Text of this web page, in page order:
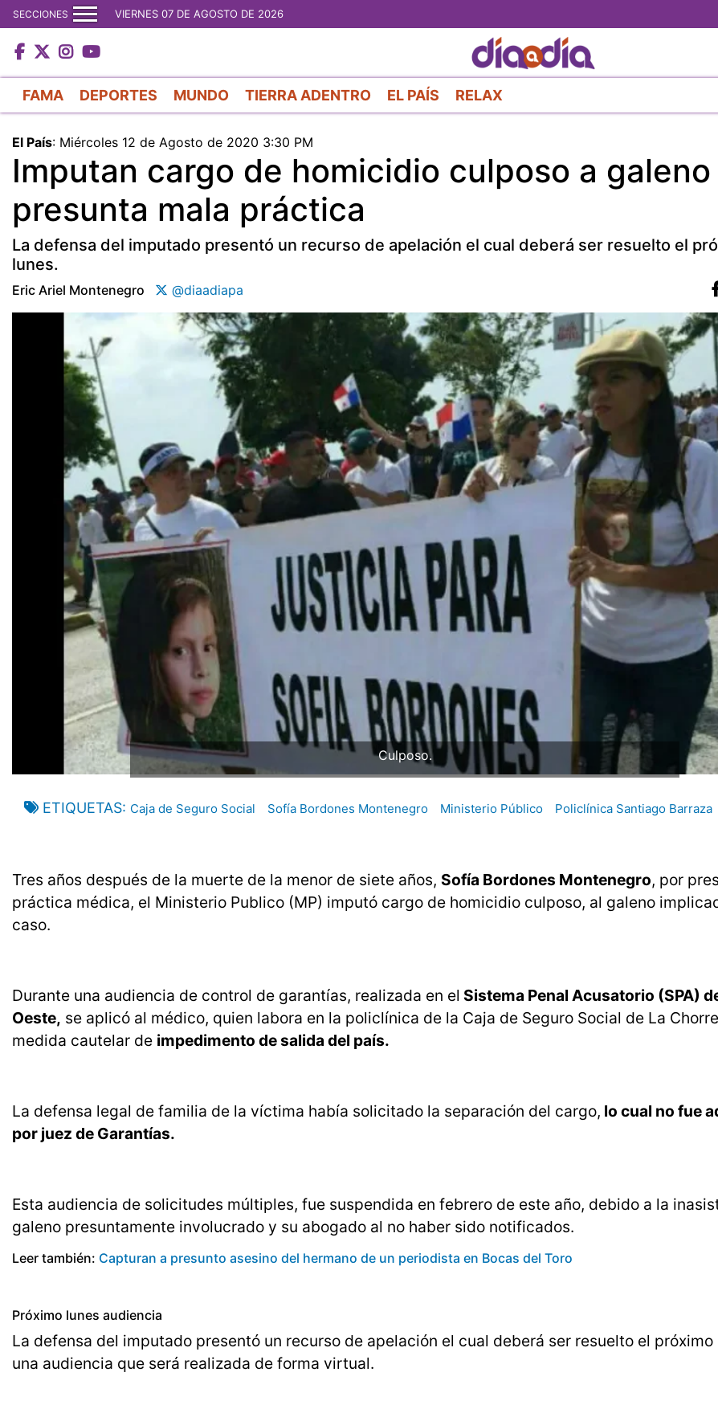
al
contenido
principal
SECCIONES VIERNES 07 DE AGOSTO DE 2026
FAMA DEPORTES MUNDO TIERRA ADENTRO EL PAÍS RELAX
El País: Miércoles 12 de Agosto de 2020 3:30 PM
Imputan cargo de homicidio culposo a
presunta mala práctica
La defensa del imputado presentó un recurso de apelación el cual deberá ser resuelto el
lunes.
Eric Ariel Montenegro @diaadiapa
Culposo.
ETIQUETAS Caja de Seguro Social Sofía Bordones Montenegro Ministerio Público Policlínica Santiago Barraza
Tres años después de la muerte de la menor de siete años, Sofía Bordones Montenegro, por
práctica médica, el Ministerio Publico (MP) imputó cargo de homicidio culposo, al galeno
caso.
Durante una audiencia de control de garantías, realizada en el Sistema Penal Acusatorio (SPA)
Oeste, se aplicó al médico, quien labora en la policlínica de la Caja de Seguro Social de La
medida cautelar de impedimento de salida del país.
La defensa legal de familia de la víctima había solicitado la separación del cargo, lo cual no fue
por juez de Garantías.
Esta audiencia de solicitudes múltiples, fue suspendida en febrero de este año, debido a la
galeno presuntamente involucrado y su abogado al no haber sido notificados.
Leer también: Capturan a presunto asesino del hermano de un periodista en Bocas del Toro
Próximo lunes audiencia
La defensa del imputado presentó un recurso de apelación el cual deberá ser resuelto el próximo
una audiencia que será realizada de forma virtual.